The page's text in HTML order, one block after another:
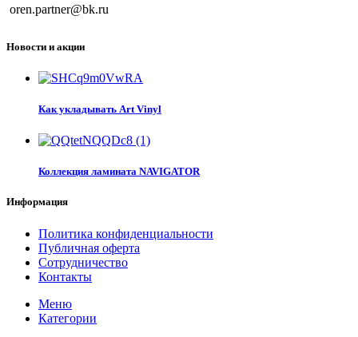
oren.partner@bk.ru
Новости и акции
Как укладывать Art Vinyl
Коллекция ламината NAVIGATOR
Информация
Политика конфиденциальности
Публичная оферта
Сотрудничество
Контакты
Меню
Категории